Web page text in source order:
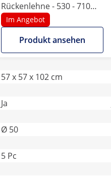
Rückenlehne - 530 - 710
mm - Dunkelgrau
Im Angebot
Produkt ansehen
57 x 57 x 102 cm
Ja
Ø 50
5 Pc